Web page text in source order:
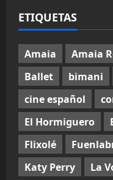
ETIQUETAS
Amaia Amaia
Ballet
bimani
cine español
El Hormiguero
Flixolé
Katy Perry
La